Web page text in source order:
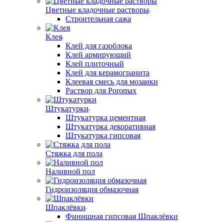
Цветные кладочные растворы
Строительная сажа
Клея
Клей для газоблока
Клей армирующий
Клей плиточный
Клей для керамогранита
Клеевая смесь для мозаики
Раствор для Poromax
Штукатурки
Штукатурка цементная
Штукатурка декоративная
Штукатурка гипсовая
Стяжка для пола
Наливной пол
Гидроизоляция обмазочная
Шпаклёвки
Финишная гипсовая Шпаклёвки